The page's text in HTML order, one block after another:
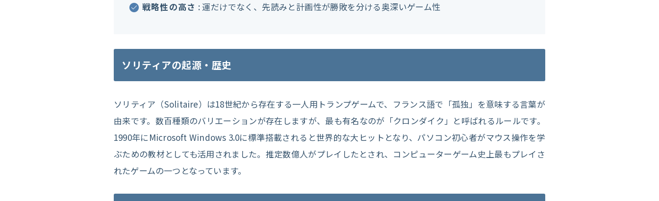
戦略性の高さ : 運だけでなく、先読みと計画性が勝敗を分ける奥深いゲーム性
ソリティアの起源・歴史
ソリティア（Solitaire）は18世紀から存在する一人用トランプゲームで、フランス語で「孤独」を意味する言葉が
由来です。数百種類のバリエーションが存在しますが、最も有名なのが「クロンダイク」と呼ばれるルールです。
1990年にMicrosoft Windows 3.0に標準搭載されると世界的な大ヒットとなり、パソコン初心者がマウス操作を学
ぶための教材としても活用されました。推定数億人がプレイしたとされ、コンピューターゲーム史上最もプレイさ
れたゲームの一つとなっています。